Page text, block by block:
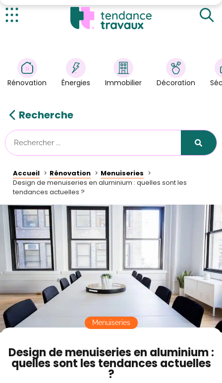
Énergies
Immobilier
Astuces/DIY
Tendance Travaux
Kit partenaire
À propos
Contact
Mode sombre
Rénovation Énergies Immobilier Décoration
Recherche
Accueil Rénovation
Menuiseries
Design de menuiseries en aluminium : quelles sont les
tendances actuelles ?
Le design minimaliste des menuiseries en aluminium
Personnalisez vos menuiseries au niveau des
en aluminium
Vers des menuiseries performantes et
écoresponsables
Design de menuiseries en aluminium :
quelles sont les tendances actuelles
?
Menuiseries